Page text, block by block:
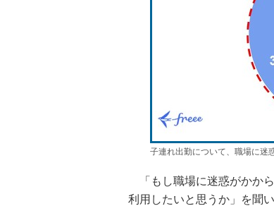
子連れ出勤について、職場に迷
「もし職場に迷惑がかか
利用したいと思うか」を聞